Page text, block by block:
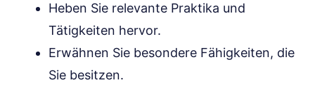
Heben Sie relevante Praktika und
Tätigkeiten hervor.
Erwähnen Sie besondere Fähigkeiten, die
Sie besitzen.